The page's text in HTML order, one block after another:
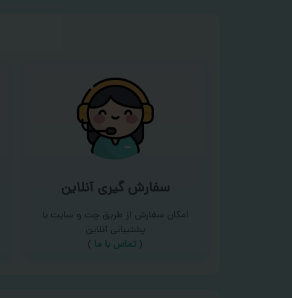
سفارش گیری آنلاین
امکان سفارش از طریق چت و سایت با
پشتیبانی آنلاین
( تماس با ما‌ )